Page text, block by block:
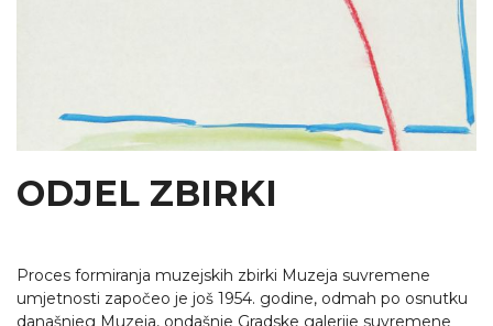
ODJEL ZBIRKI
Proces formiranja muzejskih zbirki Muzeja suvremene
umjetnosti započeo je još 1954. godine, odmah po osnutku
današnjeg Muzeja, ondašnje Gradske galerije suvremene